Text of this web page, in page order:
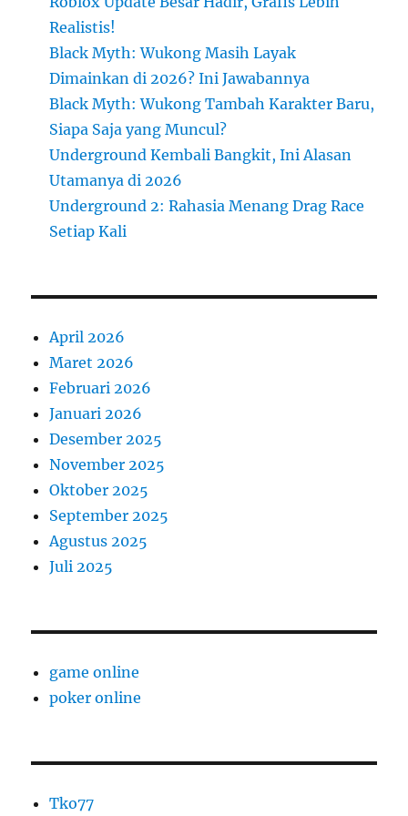
Realistis!
Black Myth: Wukong Masih Layak
Dimainkan di 2026? Ini Jawabannya
Black Myth: Wukong Tambah Karakter Baru,
Siapa Saja yang Muncul?
Underground Kembali Bangkit, Ini Alasan
Utamanya di 2026
Underground 2: Rahasia Menang Drag Race
Setiap Kali
April 2026
Maret 2026
Februari 2026
Januari 2026
Desember 2025
November 2025
Oktober 2025
September 2025
Agustus 2025
Juli 2025
game online
poker online
Tko77